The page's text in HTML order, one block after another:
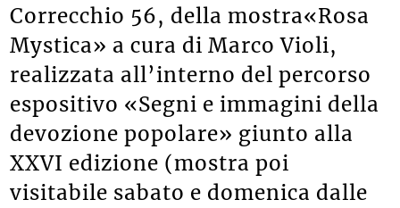
Correcchio 56, della mostra«Rosa
Mystica» a cura di Marco Violi,
realizzata all’interno del percorso
espositivo «Segni e immagini della
devozione popolare» giunto alla
XXVI edizione (mostra poi
visitabile sabato e domenica dalle